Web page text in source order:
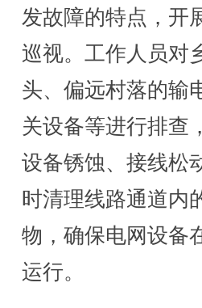
发故障的特点，开
巡视。工作人员对
头、偏远村落的输
关设备等进行排查
设备锈蚀、接线松
时清理线路通道内
物，确保电网设备
运行。